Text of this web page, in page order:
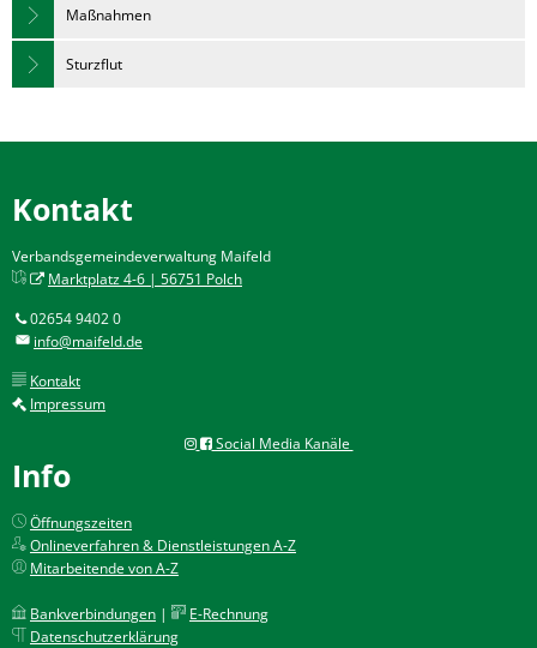
Maßnahmen
Sturzflut
Kontakt
Verbandsgemeindeverwaltung Maifeld
Marktplatz 4-6 | 56751 Polch
02654 9402 0
info@maifeld.de
Kontakt
Impressum
Social Media Kanäle
Info
Öffnungszeiten
Onlineverfahren & Dienstleistungen A-Z
Mitarbeitende von A-Z
Bankverbindungen |
E-Rechnung
Datenschutzerklärung